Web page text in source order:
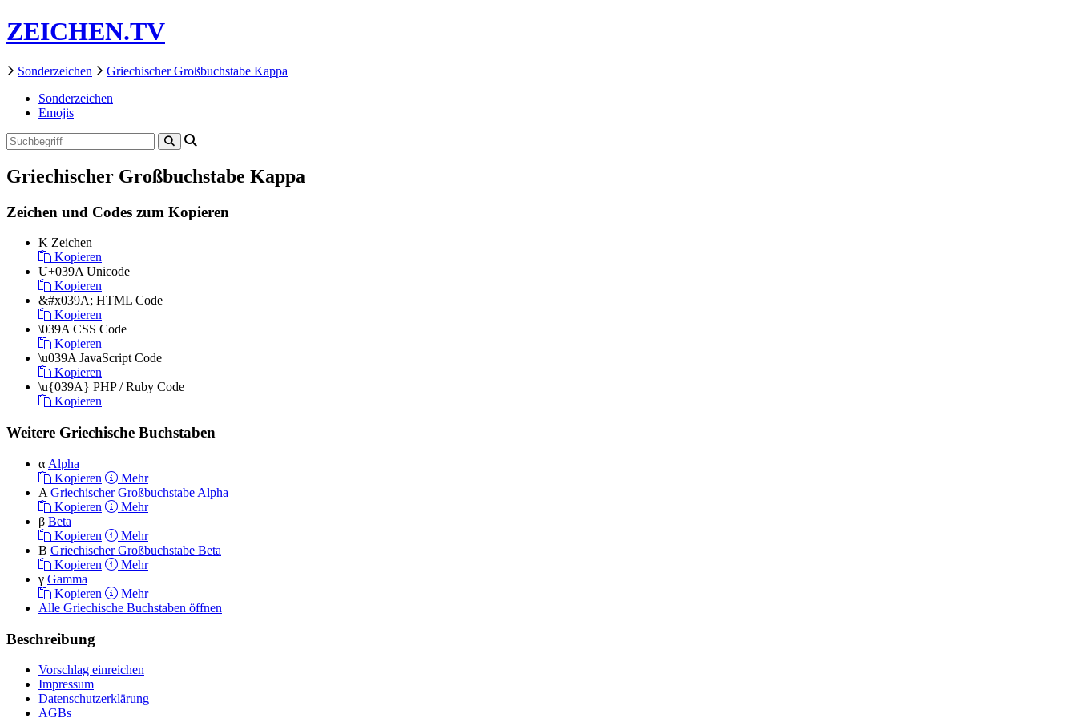
ZEICHEN.TV
Sonderzeichen
Griechischer Großbuchstabe Kappa
Sonderzeichen
Emojis
Griechischer Großbuchstabe Kappa
Zeichen und Codes zum Kopieren
Κ Zeichen
Kopieren
U+039A Unicode
Kopieren
&#x039A; HTML Code
Kopieren
\039A CSS Code
Kopieren
\u039A JavaScript Code
Kopieren
\u{039A} PHP / Ruby Code
Kopieren
Weitere Griechische Buchstaben
α Alpha
Kopieren
Mehr
Α Griechischer Großbuchstabe Alpha
Kopieren
Mehr
β Beta
Kopieren
Mehr
Β Griechischer Großbuchstabe Beta
Kopieren
Mehr
γ Gamma
Kopieren
Mehr
Alle Griechische Buchstaben öffnen
Beschreibung
Vorschlag einreichen
Impressum
Datenschutzerklärung
AGBs